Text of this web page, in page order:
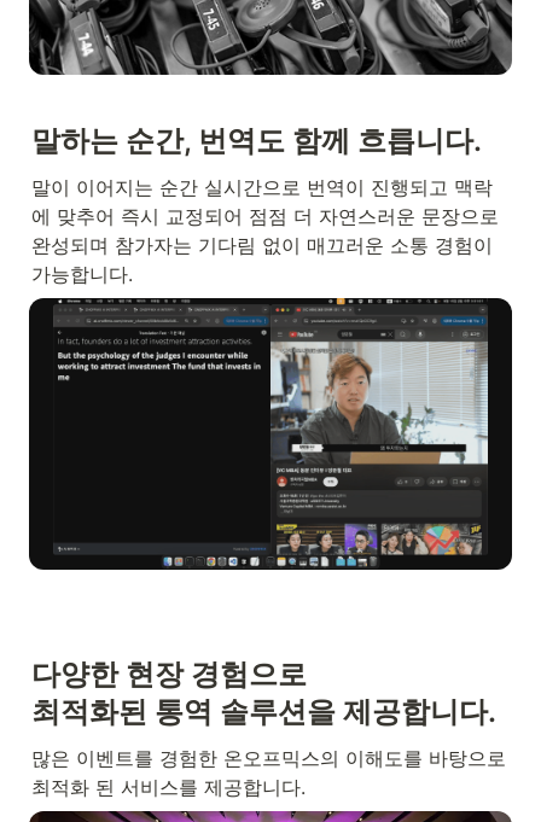
말하는 순간, 번역도 함께 흐릅니다.
말이 이어지는 순간 실시간으로 번역이 진행되고 맥락
에 맞추어 즉시 교정되어 점점 더 자연스러운 문장으로
완성되며 참가자는 기다림 없이 매끄러운 소통 경험이
가능합니다.
다양한 현장 경험으로
최적화된 통역 솔루션을 제공합니다.
많은 이벤트를 경험한 온오프믹스의 이해도를 바탕으로
최적화 된 서비스를 제공합니다.